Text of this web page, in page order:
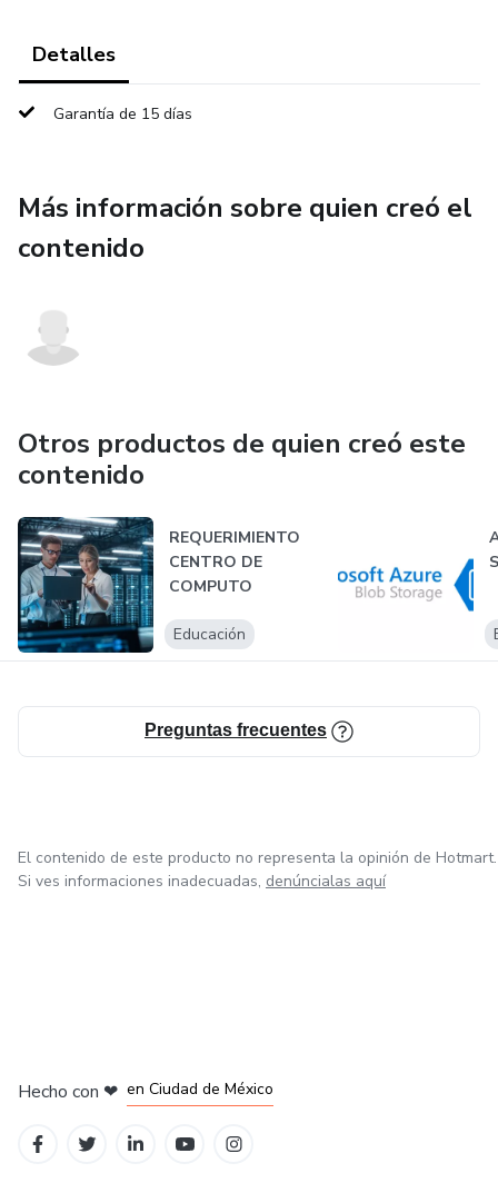
significativos en sus vidas, nuestro producto también es
autocontrol emocional y establecer un equilibrio en su
la estabilidad emocional.
Detalles
Garantía de 15 días
Más información sobre quien creó el
contenido
Otros productos de quien creó este
contenido
REQUERIMIENTO
CENTRO DE
COMPUTO
Educación
Preguntas frecuentes
El contenido de este producto no representa la opinión de Hotmart.
Si ves informaciones inadecuadas, denúncialas aquí
Hecho con ❤ en Ciudad de México